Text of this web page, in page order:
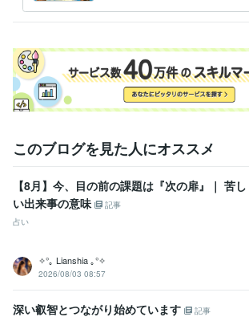
このブログを見た人にオススメ
【8月】今、目の前の課題は『次の扉』｜ 苦し
い出来事の意味
記事
占い
✧°｡ Lianshia ｡°✧
2026/08/03 08:57
深い叡智とつながり始めています
記事